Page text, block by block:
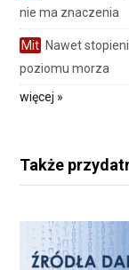
nie ma znaczenia
Mit Nawet
poziomu morza
więcej »
Także